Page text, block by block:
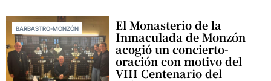
BARBASTRO-MONZÓN El Monasterio de la
Inmaculada de Monzón
acogió un concierto-
oración con motivo del
VIII Centenario del